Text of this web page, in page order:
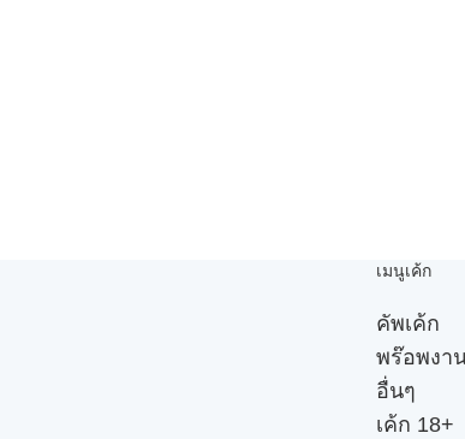
เมนูเค้ก
คัพเค้ก
พร๊อพงา
อื่นๆ
เค้ก 18+